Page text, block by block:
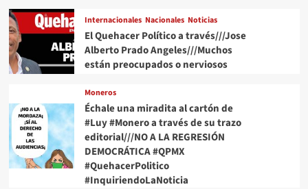
Internacionales Nacionales Noticias
El Quehacer Político a través///Jose
Alberto Prado Angeles///Muchos
están preocupados o nerviosos
Moneros
Échale una miradita al cartón de
#Luy #Monero a través de su trazo
editorial///NO A LA REGRESIÓN
DEMOCRÁTICA #QPMX
#QuehacerPolitico
#InquiriendoLaNoticia